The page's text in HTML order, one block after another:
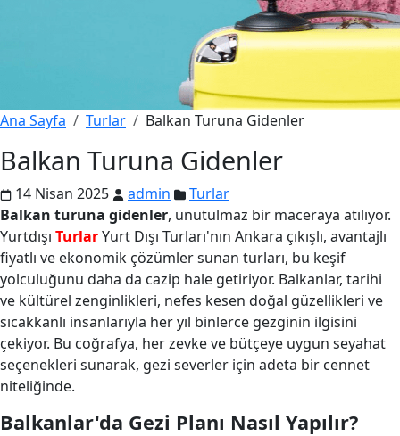
Ana Sayfa Turlar Balkan Turuna Gidenler
Balkan Turuna Gidenler
14 Nisan 2025 admin
Turlar
Balkan turuna gidenler, unutulmaz bir maceraya atılıyor.
Yurtdışı TurlarYurt Dışı Turları'nın Ankara çıkışlı, avantajlı
fiyatlı ve ekonomik çözümler sunan turları, bu keşif
yolculuğunu daha da cazip hale getiriyor. Balkanlar, tarihi
ve kültürel zenginlikleri, nefes kesen doğal güzellikleri ve
sıcakkanlı insanlarıyla her yıl binlerce gezginin ilgisini
çekiyor. Bu coğrafya, her zevke ve bütçeye uygun seyahat
seçenekleri sunarak, gezi severler için adeta bir cennet
niteliğinde.
Balkanlar'da Gezi Planı Nasıl Yapılır?